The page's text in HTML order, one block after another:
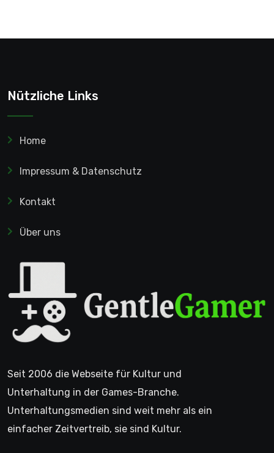
Nützliche Links
Home
Impressum & Datenschutz
Kontakt
Über uns
Seit 2006 die Webseite für Kultur und
Unterhaltung in der Games-Branche.
Unterhaltungsmedien sind weit mehr als ein
einfacher Zeitvertreib, sie sind Kultur.